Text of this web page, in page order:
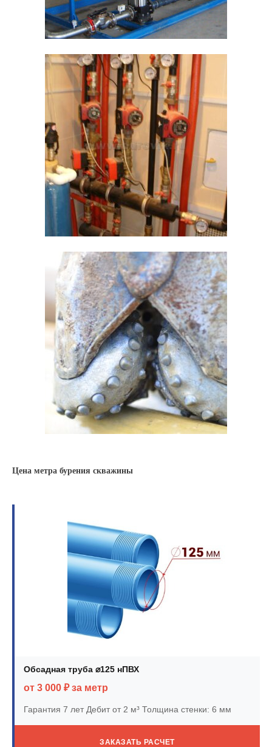
Цена метра бурения скважины
Обсадная труба ⌀125 нПВХ
от 3 000 ₽ за метр
Гарантия 7 летДебит от 2 м³ Толщина стенки: 6 мм
ЗАКАЗАТЬ РАСЧЕТ